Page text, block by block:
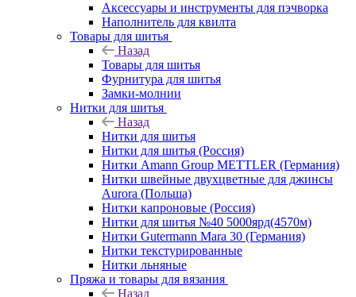
Аксессуары и инструменты для пэчворка
Наполнитель для квилта
Товары для шитья
Назад
Товары для шитья
Фурнитура для шитья
Замки-молнии
Нитки для шитья
Назад
Нитки для шитья
Нитки для шитья (Россия)
Нитки Amann Group METTLER (Германия)
Нитки швейные двухцветные для джинсы
Aurora (Польша)
Нитки капроновые (Россия)
Нитки для шитья №40 5000ярд(4570м)
Нитки Gutermann Mara 30 (Германия)
Нитки текстурированные
Нитки льняные
Пряжа и товары для вязания
Назад